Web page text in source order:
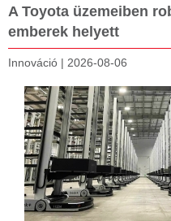
A Toyota üzemeiben
emberek helyett
Innováció | 2026-08-06